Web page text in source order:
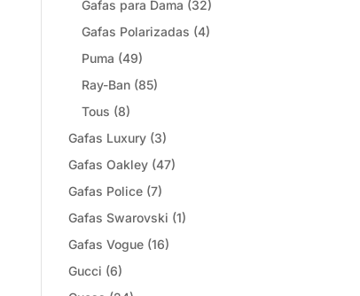
Gafas para Dama (32)
Gafas Polarizadas (4)
Puma (49)
Ray-Ban (85)
Tous (8)
Gafas Luxury (3)
Gafas Oakley (47)
Gafas Police (7)
Gafas Swarovski (1)
Gafas Vogue (16)
Gucci (6)